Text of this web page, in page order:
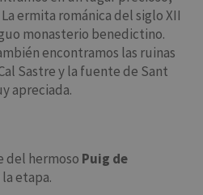
ermita románica del siglo XII
monasterio benedictino.
encontramos las ruinas
Sastre y la fuente de Sant
apreciada.
del hermoso Puig de
etapa.